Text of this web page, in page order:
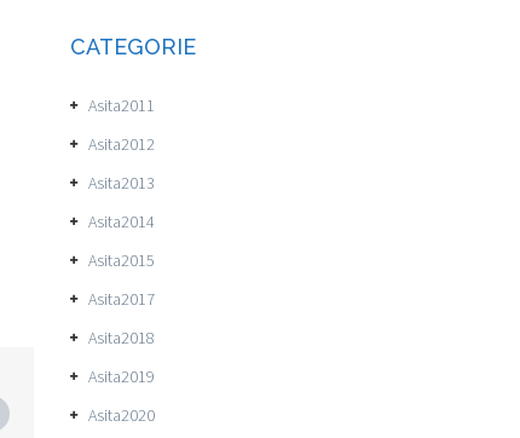
CATEGORIE
Asita2011
Asita2012
Asita2013
Asita2014
Asita2015
Asita2017
Asita2018
Asita2019
Asita2020